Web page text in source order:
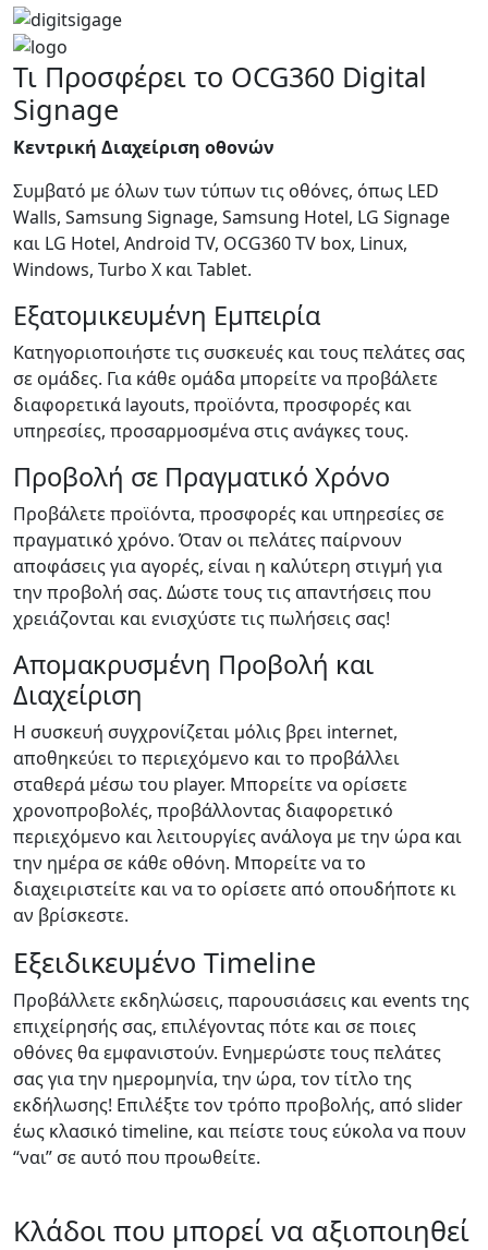
Τι Προσφέρει το OCG360 Digital
Signage
Κεντρική Διαχείριση οθονών
Συμβατό με όλων των τύπων τις οθόνες, όπως LED
Walls, Samsung Signage, Samsung Hotel, LG Signage
και LG Hotel, Android TV, OCG360 TV box, Linux,
Windows, Turbo X και Tablet.
Εξατομικευμένη Εμπειρία
Κατηγοριοποιήστε τις συσκευές και τους πελάτες σας
σε ομάδες. Για κάθε ομάδα μπορείτε να προβάλετε
διαφορετικά layouts, προϊόντα, προσφορές και
υπηρεσίες, προσαρμοσμένα στις ανάγκες τους.
Προβολή σε Πραγματικό Χρόνο
Προβάλετε προϊόντα, προσφορές και υπηρεσίες σε
πραγματικό χρόνο. Όταν οι πελάτες παίρνουν
αποφάσεις για αγορές, είναι η καλύτερη στιγμή για
την προβολή σας. Δώστε τους τις απαντήσεις που
χρειάζονται και ενισχύστε τις πωλήσεις σας!
Απομακρυσμένη Προβολή και
Διαχείριση
Η συσκευή συγχρονίζεται μόλις βρει internet,
αποθηκεύει το περιεχόμενο και το προβάλλει
σταθερά μέσω του player. Μπορείτε να ορίσετε
χρονοπροβολές, προβάλλοντας διαφορετικό
περιεχόμενο και λειτουργίες ανάλογα με την ώρα και
την ημέρα σε κάθε οθόνη. Μπορείτε να το
διαχειριστείτε και να το ορίσετε από οπουδήποτε κι
αν βρίσκεστε.
Εξειδικευμένο Timeline
Προβάλλετε εκδηλώσεις, παρουσιάσεις και events της
επιχείρησής σας, επιλέγοντας πότε και σε ποιες
οθόνες θα εμφανιστούν. Ενημερώστε τους πελάτες
σας για την ημερομηνία, την ώρα, τον τίτλο της
εκδήλωσης! Επιλέξτε τον τρόπο προβολής, από slider
έως κλασικό timeline, και πείστε τους εύκολα να πουν
“ναι” σε αυτό που προωθείτε.
Κλάδοι που μπορεί να αξιοποιηθεί